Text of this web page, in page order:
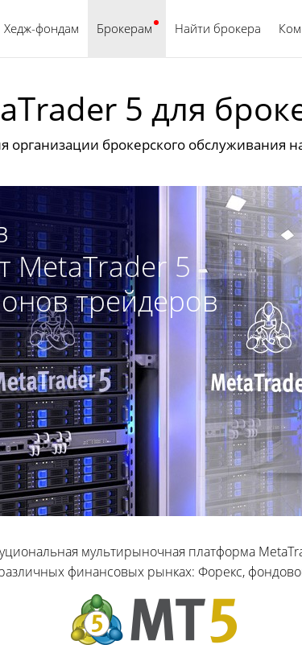
Хедж-фондам Брокерам Найти брокера
Русский
5 для
брокерского обслуживания
MetaTrader 5
трейдеров
мультирыночная платформа
финансовых рынках: Форекс,